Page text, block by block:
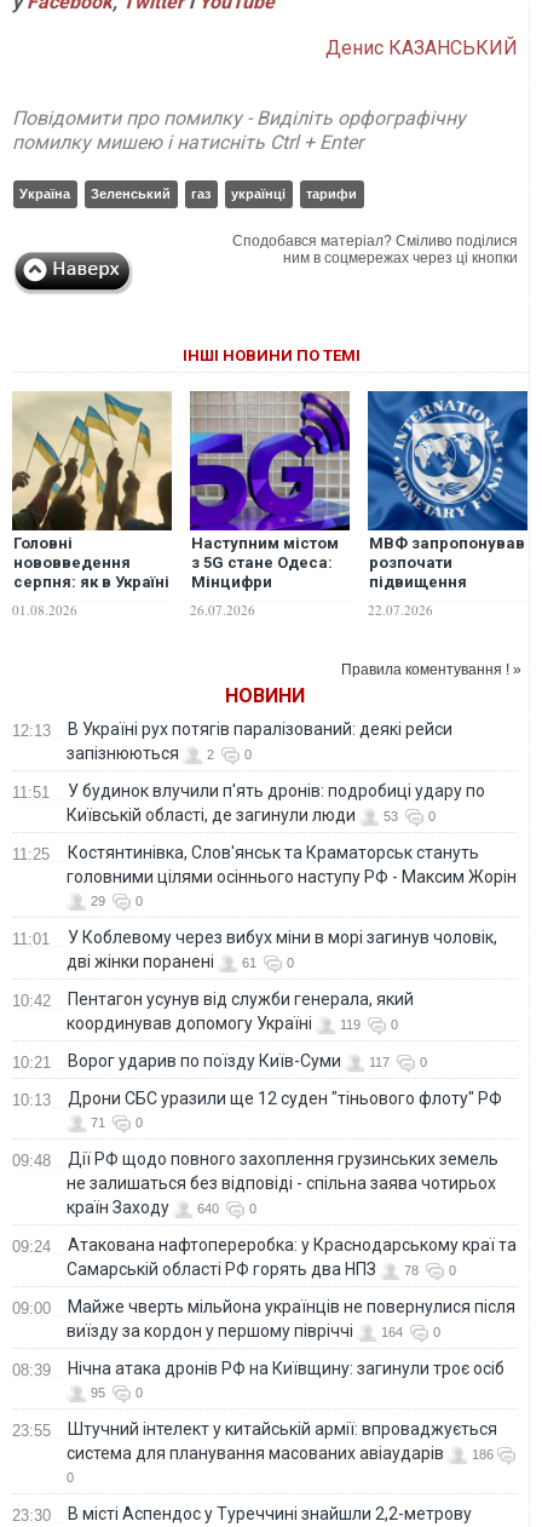
Денис КАЗАНСЬКИЙ
Повідомити про помилку - Виділіть орфографічну
помилку мишею і натисніть Ctrl + Enter
Україна Зеленський газ українці тарифи
Сподобався матеріал? Сміливо поділися
ним в соцмережах через ці кнопки
ІНШІ НОВИНИ ПО ТЕМІ
Головні
нововведення
серпня: як в Україні
соцвиплати,
01.08.2026
Наступним містом
з 5G стане Одеса:
Мінцифри
локації покриття,
26.07.2026
МВФ запропонував
розпочати
підвищення
світло для
22.07.2026
Правила коментування ! »
НОВИНИ
12:13
В Україні рух потягів паралізований: деякі рейси
запізнюються
2 0
11:51
У будинок влучили п'ять дронів: подробиці удару по
Київській області, де загинули люди
53 0
11:25
Костянтинівка, Слов'янськ та Краматорськ стануть
головними цілями осіннього наступу РФ - Максим Жорін
29 0
11:01
У Коблевому через вибух міни в морі загинув чоловік,
дві жінки поранені
61 0
10:42
Пентагон усунув від служби генерала, який
координував допомогу Україні
119 0
10:21 Ворог ударив по поїзду Київ-Суми 117 0
10:13 Дрони СБС уразили ще 12 суден "тіньового флоту" РФ
71 0
09:48
Дії РФ щодо повного захоплення грузинських земель
не залишаться без відповіді - спільна заява чотирьох
країн Заходу
640 0
09:24
Атакована нафтопереробка: у Краснодарському краї та
Самарській області РФ горять два НПЗ
78 0
09:00
Майже чверть мільйона українців не повернулися після
виїзду за кордон у першому півріччі
164 0
08:39 Нічна атака дронів РФ на Київщину: загинули троє осіб
95 0
23:55
Штучний інтелект у китайській армії: впроваджується
система для планування масованих авіаударів
186
0
23:30 В місті Аспендос у Туреччині знайшли 2,2-метрову